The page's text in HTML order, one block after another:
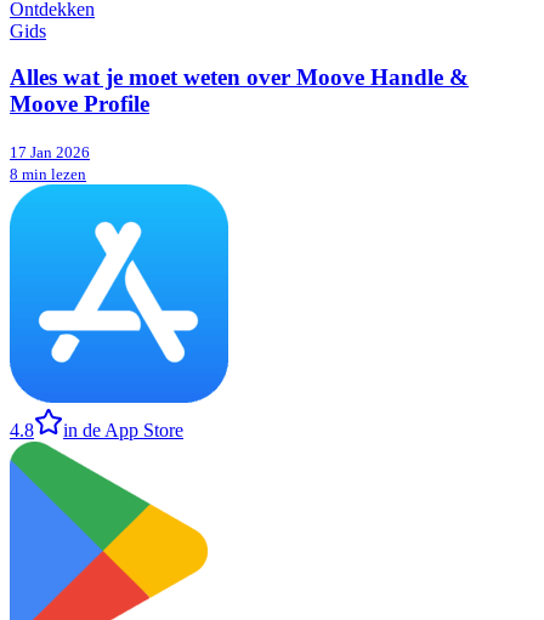
Ontdekken
Gids
Alles wat je moet weten over Moove Handle &
Moove Profile
17 Jan 2026
8 min lezen
4.8 in de App Store